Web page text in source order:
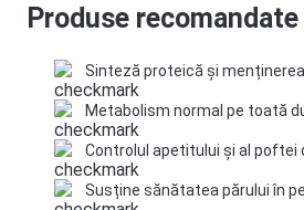
Produse
Sinteză proteică și
Metabolism normal pe toată
Controlul apetitului și al poftei
Susține sănătatea părului în